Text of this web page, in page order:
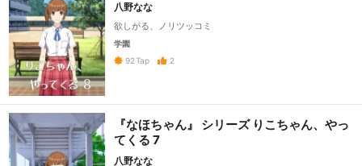
八野なな
欲しがる、ノリツッコミ
学園
92 Tap 2
『なほちゃん』 シリーズ りこちゃん、やっ
てくる 7
八野なな